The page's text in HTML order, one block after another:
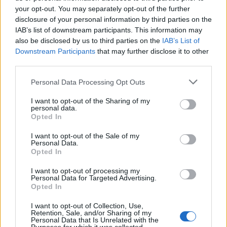
your opt-out. You may separately opt-out of the further
disclosure of your personal information by third parties on the
IAB’s list of downstream participants. This information may
also be disclosed by us to third parties on the IAB’s List of
Downstream Participants that may further disclose it to other
Personal Data Processing Opt Outs
I want to opt-out of the Sharing of my
personal data.
Opted In
I want to opt-out of the Sale of my
Personal Data.
Opted In
I want to opt-out of processing my
Personal Data for Targeted Advertising.
Opted In
I want to opt-out of Collection, Use,
Retention, Sale, and/or Sharing of my
Personal Data that Is Unrelated with the
ΔΗΜΟΦΙΛΗ
Όμιλος ΔΕΗ: Νέα συμφωνία για χαρτοφυλάκιο
έργων ΑΠΕ άνω των 2 GW σε Πολωνία και
Ουγγαρία
1,76%, κέρδη 23,31% από τις αρχές του έτους
08/08/2026 - 12:36
Ελληνική Αναπτυξιακή Τράπεζα: Με «προίκα» 2
δισ. ευρώ ανοίγει δρόμο για δάνεια έως 5 δισ. σε
μικρομεσαίες
08/08/2026 - 11:22 ΤΡΑΠΕΖΕΣ
Health Monitoring: Η εθνική υποδομή για την
των πολιτών
08/08/2026 - 11:48 ΥΓΕΙΑ